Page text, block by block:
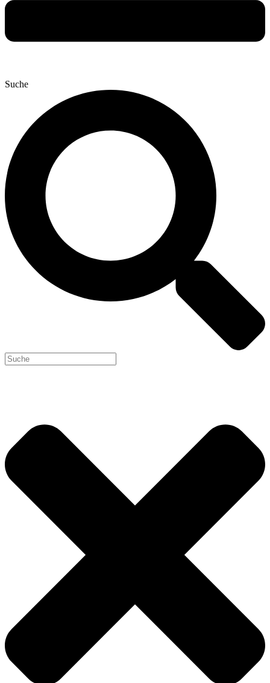
Suche